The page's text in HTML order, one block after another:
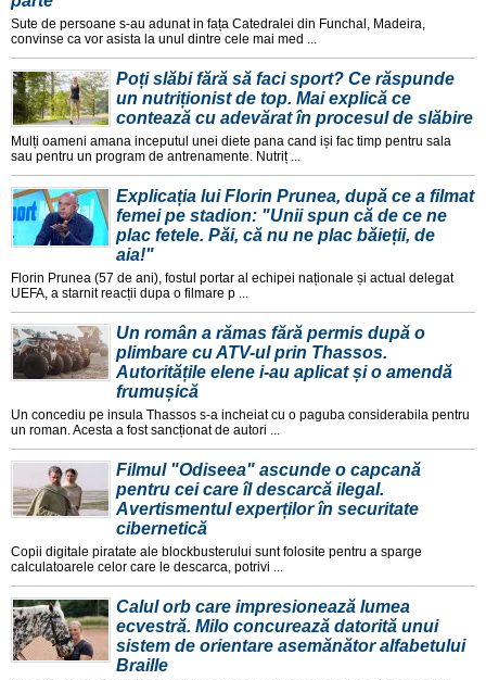
Sute de persoane s-au adunat in fața Catedralei din Funchal, Madeira,
convinse ca vor asista la unul dintre cele mai med ...
Poți slăbi fără să faci sport? Ce răspunde
un nutriționist de top. Mai explică ce
contează cu adevărat în procesul de slăbire
Mulți oameni amana inceputul unei diete pana cand iși fac timp pentru sala
sau pentru un program de antrenamente. Nutriț ...
Explicația lui Florin Prunea, după ce a filmat
femei pe stadion: "Unii spun că de ce ne
plac fetele. Păi, că nu ne plac băieții, de
aia!"
Florin Prunea (57 de ani), fostul portar al echipei naționale și actual delegat
UEFA, a starnit reacții dupa o filmare p ...
Un român a rămas fără permis după o
plimbare cu ATV-ul prin Thassos.
Autoritățile elene i-au aplicat și o amendă
frumușică
Un concediu pe insula Thassos s-a incheiat cu o paguba considerabila pentru
un roman. Acesta a fost sancționat de autori ...
Filmul "Odiseea" ascunde o capcană
pentru cei care îl descarcă ilegal.
Avertismentul experților în securitate
cibernetică
Copii digitale piratate ale blockbusterului sunt folosite pentru a sparge
calculatoarele celor care le descarca, potrivi ...
Calul orb care impresionează lumea
ecvestră. Milo concurează datorită unui
sistem de orientare asemănător alfabetului
Braille